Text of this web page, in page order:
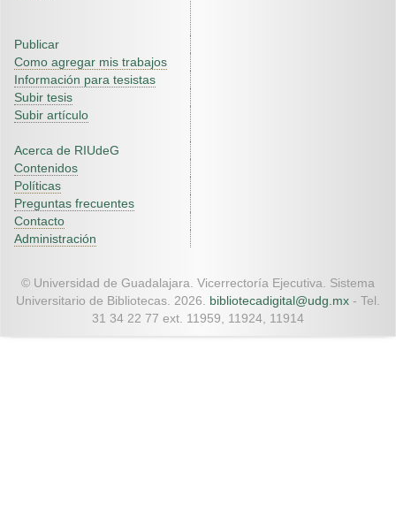
Publicar
Como agregar mis trabajos
Información para tesistas
Subir tesis
Subir artículo
Acerca de RIUdeG
Contenidos
Políticas
Preguntas frecuentes
Contacto
Administración
© Universidad de Guadalajara. Vicerrectoría Ejecutiva. Sistema
Universitario de Bibliotecas. 2026. bibliotecadigital@udg.mx - Tel.
31 34 22 77 ext. 11959, 11924, 11914